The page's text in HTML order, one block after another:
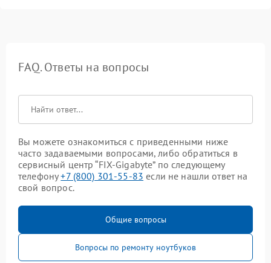
FAQ. Ответы на вопросы
Вы можете ознакомиться с приведенными ниже
часто задаваемыми вопросами, либо обратиться в
сервисный центр “FIX-Gigabyte” по следующему
телефону+7 (800) 301-55-83 если не нашли ответ на
свой вопрос.
Общие вопросы
Вопросы по ремонту ноутбуков